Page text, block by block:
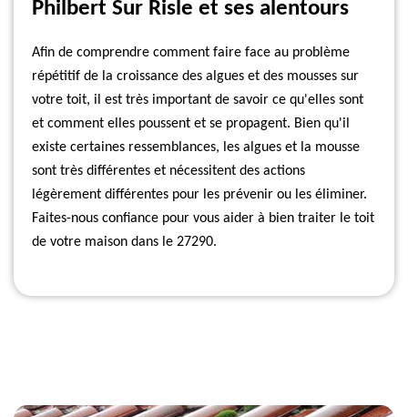
Philbert Sur Risle et ses alentours
Afin de comprendre comment faire face au problème
répétitif de la croissance des algues et des mousses sur
votre toit, il est très important de savoir ce qu'elles sont
et comment elles poussent et se propagent. Bien qu'il
existe certaines ressemblances, les algues et la mousse
sont très différentes et nécessitent des actions
légèrement différentes pour les prévenir ou les éliminer.
Faites-nous confiance pour vous aider à bien traiter le toit
de votre maison dans le 27290.